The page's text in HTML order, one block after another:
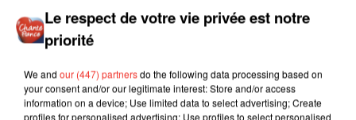
Le respect de votre vie privée est notre
priorité
We and our (447) partnersdo the following data processing based on
your consent and/or our legitimate interest: Store and/or access
information on a device; Use limited data to select advertising; Create
profiles for personalised advertising; Use profiles to select personalised